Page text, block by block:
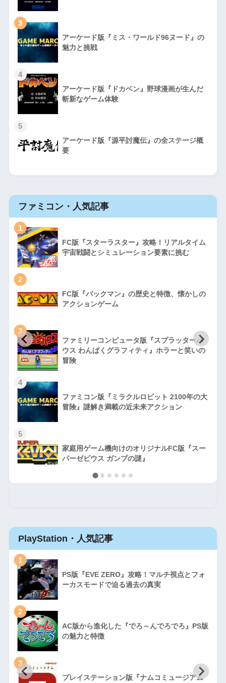
3
アーケード版『ミス・ワールド96ヌード』の
魅力と挑戦
4
アーケード版『ドカベン』野球漫画が生んだ
斬新なゲーム体験
5
アーケード版『源平討魔伝』の全ステージ概
要
ファミコン・人気記事
1
FC版『スターラスター』攻略！リアルタイム
宇宙戦闘とシミュレーション要素に挑む
2
FC版『パックマン』の歴史と特徴、懐かしの
アクションゲーム
3
ファミリーコンピュータ版『スプラッターハ
ウス わんぱくグラフィティ』ホラーと笑いの
冒険
4
ファミコン版『ミラクルロピット 2100年の大
冒険』謎解き満載の近未来アクション
5
家庭用ゲーム機向けのオリジナルFC版『スー
パーゼビウス ガンプの謎』
PlayStation・人気記事
1
PS版『EVE ZERO』攻略！マルチ視点とフォ
ーカスモードで迫る過去の真実
2
AC版から進化した『でろ～んでろでろ』PS版
の魅力と特徴
3
プレイステーション版『ナムコミュージアム